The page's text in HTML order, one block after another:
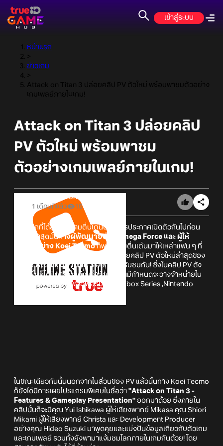
เข้าสู่ระบบ
หน้าแรก
>
ข่าวเกม
>
Attack on Titan 3 ปล่อยคลิป PV ตัวใหม่ พร้อมพาชมตัวอย่าง
เกมเพลย์ภายในเกม!
Attack on Titan 3 ปล่อยคลิป
PV ตัวใหม่ พร้อมพาชม
ตัวอย่างเกมเพลย์ภายในเกม!
Online Station
1 เดือนที่แล้ว
15
หลังจากที่ได้สร้างความตื่นเต้นด้วยการประกาศเปิดตัวกันไปก่อน
หน้านี้ ล่าสุดนั้นทางผู้พัฒนาอย่าง Omega Force และ ผู้ให้
บริการอย่าง Koei Tecmoก็พกความตื่นเต้นมาให้เหล่าแฟน ๆ ที่
รอคอยได้ตื่นตาตื่นใจกัน! ด้วยการปล่อยคลิป PV ตัวใหม่ล่าสุดของ
ตัวเกมAttack on Titan 3ออกมาให้รับชมกัน! ซึ่งในคลิป PV ดัง
กล่าวนั้นก็ได้มีการเผยด้วยว่าตัวเกมนั้นมีกำหนดจะวางจำหน่ายใน
ช่วงฤดูหนาวนี้ บนแพลตฟอร์ม PS5 , Xbox Series ,Nintendo
Switch 2 และ PC ผ่าน Steam ด้วยกัน
ในขณะเดียวกันนั้นนอกจากในส่วนของ PV แล้วนั้นทาง Koei Tecmo
ก็ยังได้มีการเผยโปรแกรมพิเศษในชื่อว่า "Attack on Titan 3 -
Features & Gameplay Presentation" ออกมาด้วย ซึ่งภายใน
คลิปนั้นก็จะมีคุณ Yui Ishikawa ผู้ให้เสียงพากย์ Mikasa คุณ Shiori
Mikami ผู้ให้เสียงพากย์ Christa และ Development Producer
อย่างคุณ Hideo Suzuki มาพูดคุยและแบ่งปันข้อมูลเกี่ยวกับตัวเกม
และเกมเพลย์ รวมทั้งยังพามาแง้มชมโลกภายในเกมกันด้วย! โดย